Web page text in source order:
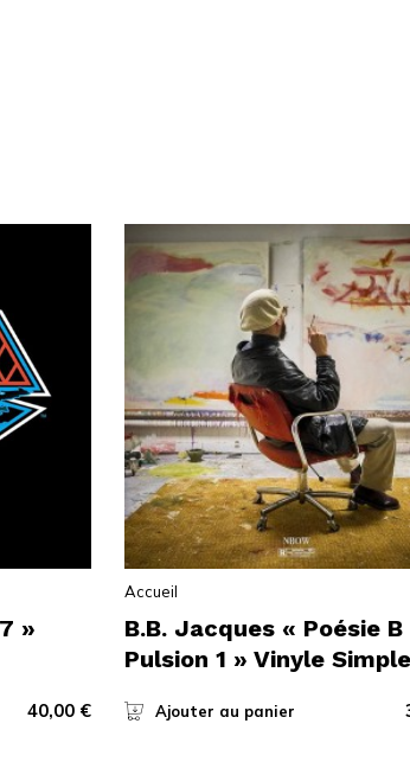
»
40,00 €
Accueil
B.B. Jacques « Poésie B
Pulsion 1 » Vinyle Simple
Ajouter au panier